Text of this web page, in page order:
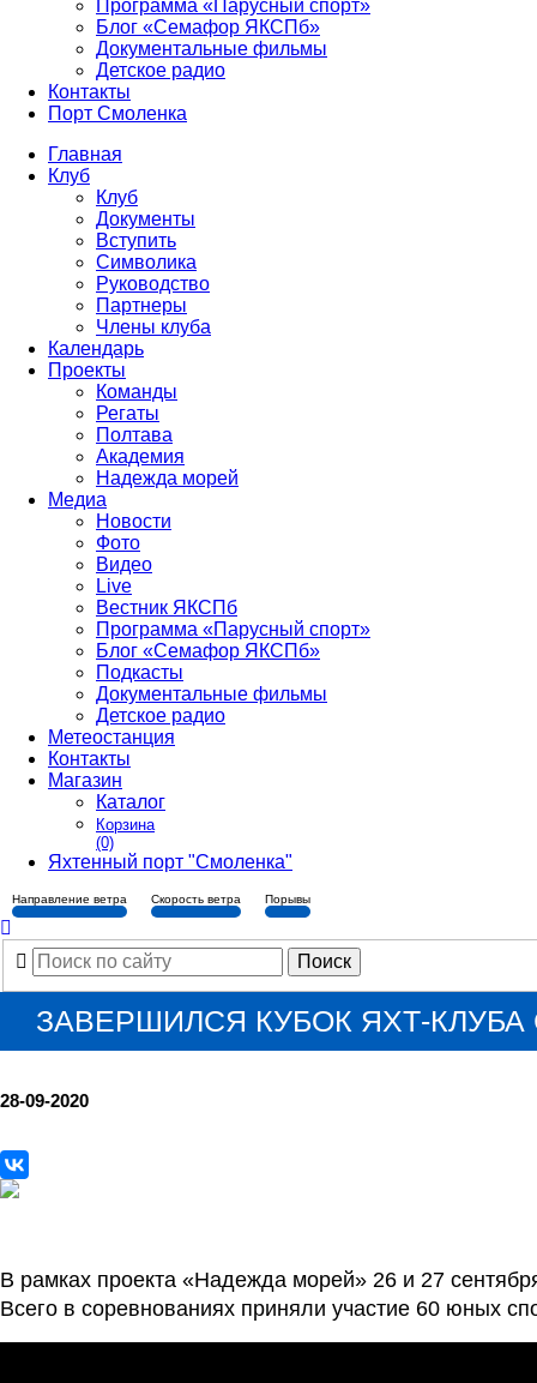
Программа «Парусный спорт»
Блог «Семафор ЯКСПб»
Документальные фильмы
Детское радио
Контакты
Порт Смоленка
Главная
Клуб
Клуб
Документы
Вступить
Символика
Руководство
Партнеры
Члены клуба
Календарь
Проекты
Команды
Регаты
Полтава
Академия
Надежда морей
Медиа
Новости
Фото
Видео
Live
Вестник ЯКСПб
Программа «Парусный спорт»
Блог «Семафор ЯКСПб»
Подкасты
Документальные фильмы
Детское радио
Метеостанция
Контакты
Магазин
Каталог
Корзина
(0)
Яхтенный порт "Смоленка"
Направление ветра Скорость ветра Порывы
ЗАВЕРШИЛСЯ КУБОК ЯХТ-
28-09-2020
В рамках проекта «Надежда морей» 26 и 27
Всего в соревнованиях приняли участие 60 юных